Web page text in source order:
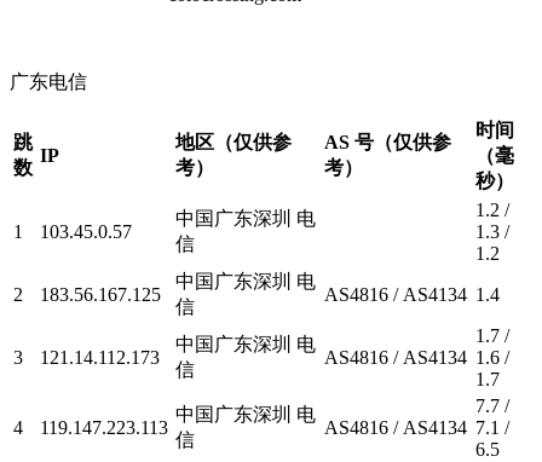
广东电信
跳
数
IP
地区（仅供参
考）
AS 号（仅供参
考）
时间
（毫
秒）
1 103.45.0.57
中国广东深圳 电
信
1.2 /
1.3 /
1.2
2
183.56.167.125
中国广东深圳 电
信
AS4816 / AS4134 1.4
3 121.14.112.173
中国广东深圳 电
信
AS4816 / AS4134
1.7 /
1.6 /
1.7
4 119.147.223.113
中国广东深圳 电
信
AS4816 / AS4134
7.7 /
7.1 /
6.5